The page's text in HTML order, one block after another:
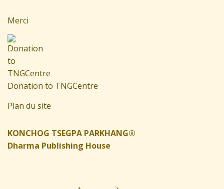
Merci
Donation to TNGCentre
Plan du site
KONCHOG TSEGPA PARKHANG®
Dharma Publishing House